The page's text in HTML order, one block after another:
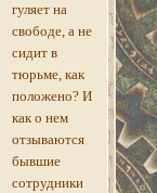
гуляет на
свободе, а не
сидит в
тюрьме, как
положено? И
как о нем
отзываются
бывшие
сотрудники